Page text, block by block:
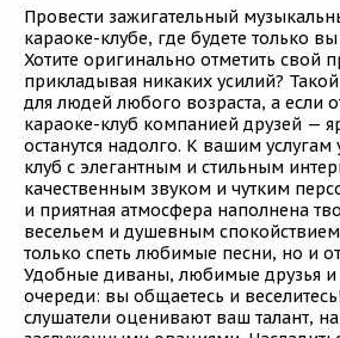
Провести зажигательный
караоке-клубе, где будете только
Хотите оригинально отметить свой
прикладывая никаких усилий?
для людей любого возраста, а если
караоке-клуб компанией друзей —
останутся надолго. К вашим
клуб с элегантным и стильным
качественным звуком и чутким
и приятная атмосфера наполнена
весельем и душевным
только спеть любимые песни, но и
Удобные диваны, любимые друзья и
очереди: вы общаетесь и
слушатели оценивают ваш талант,